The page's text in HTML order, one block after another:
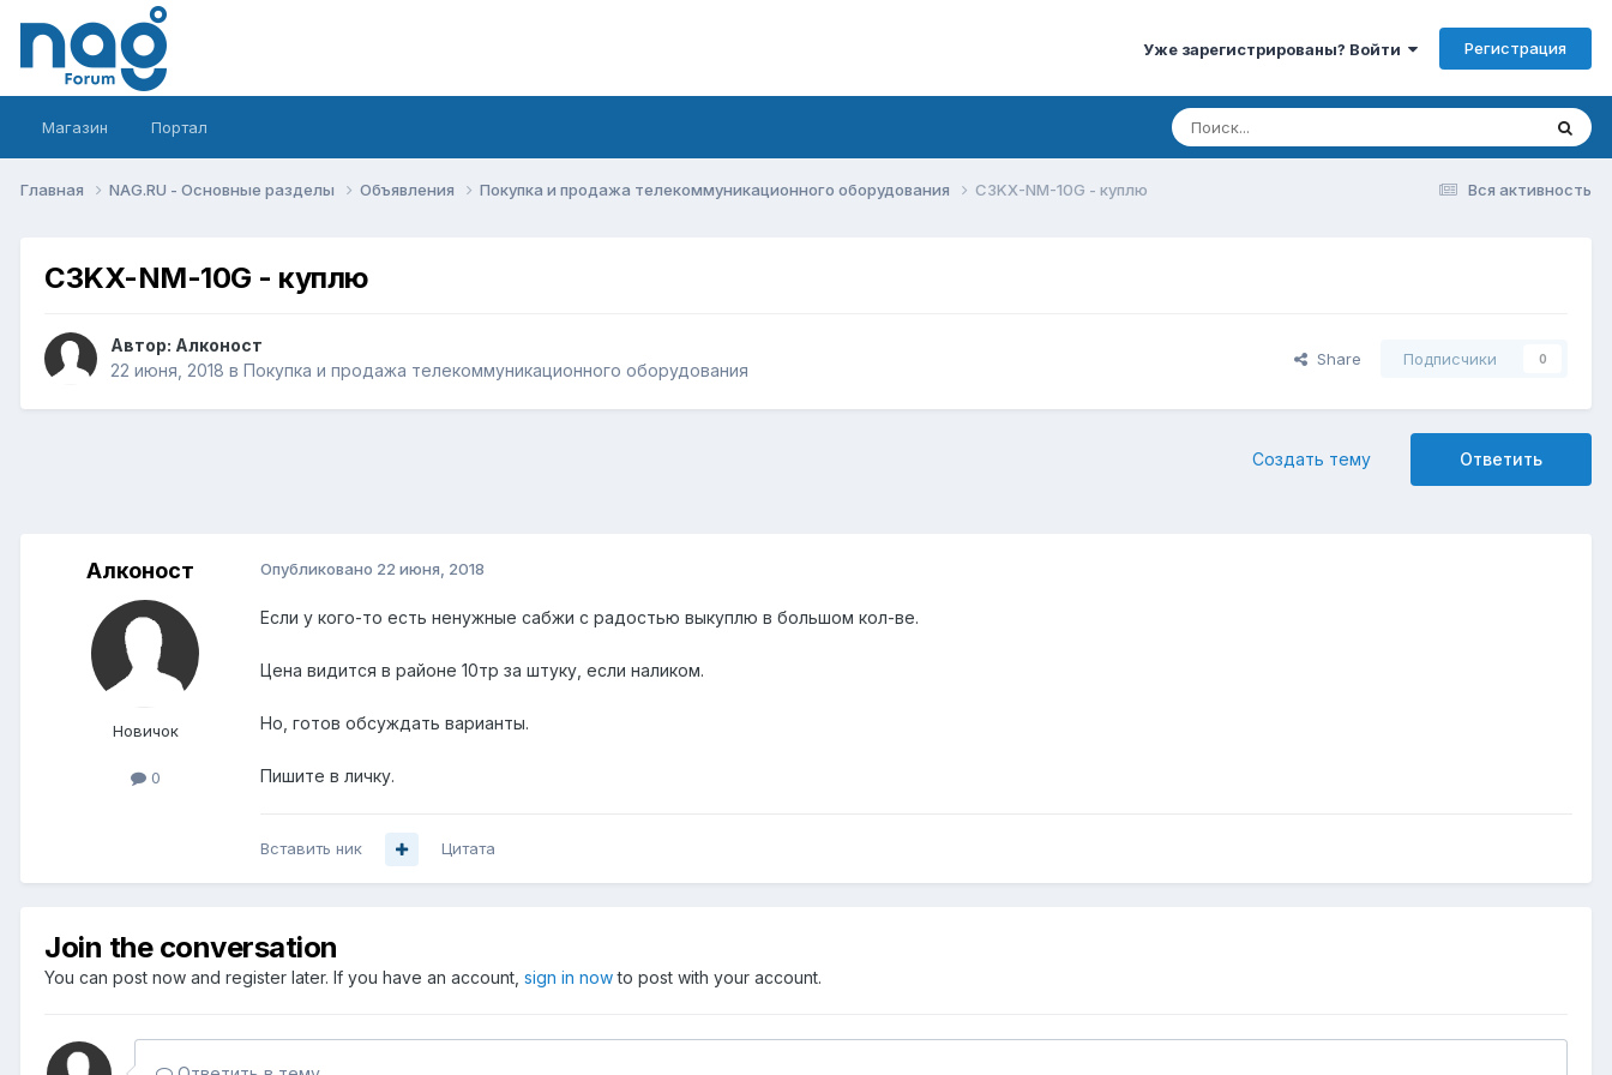
Уже зарегистрированы? Войти Регистрация
Магазин Портал
Вся активность
Главная NAG.RU - Основные разделы Объявления Покупка и продажа телекоммуникационного оборудования C3KX-NM-10G - куплю
C3KX-NM-10G - куплю
Автор: Алконост
22 июня, 2018 в Покупка и продажа телекоммуникационного оборудования
Share Подписчики 0
Ответить
Создать тему
Алконост
Новичок
0
Опубликовано 22 июня, 2018
Если у кого-то есть ненужные сабжи с радостью выкуплю в большом кол-ве.
Цена видится в районе 10тр за штуку, если наликом.
Но, готов обсуждать варианты.
Пишите в личку.
Вставить ник Цитата
Join the conversation
You can post now and register later. If you have an account, sign in nowto post with your account.